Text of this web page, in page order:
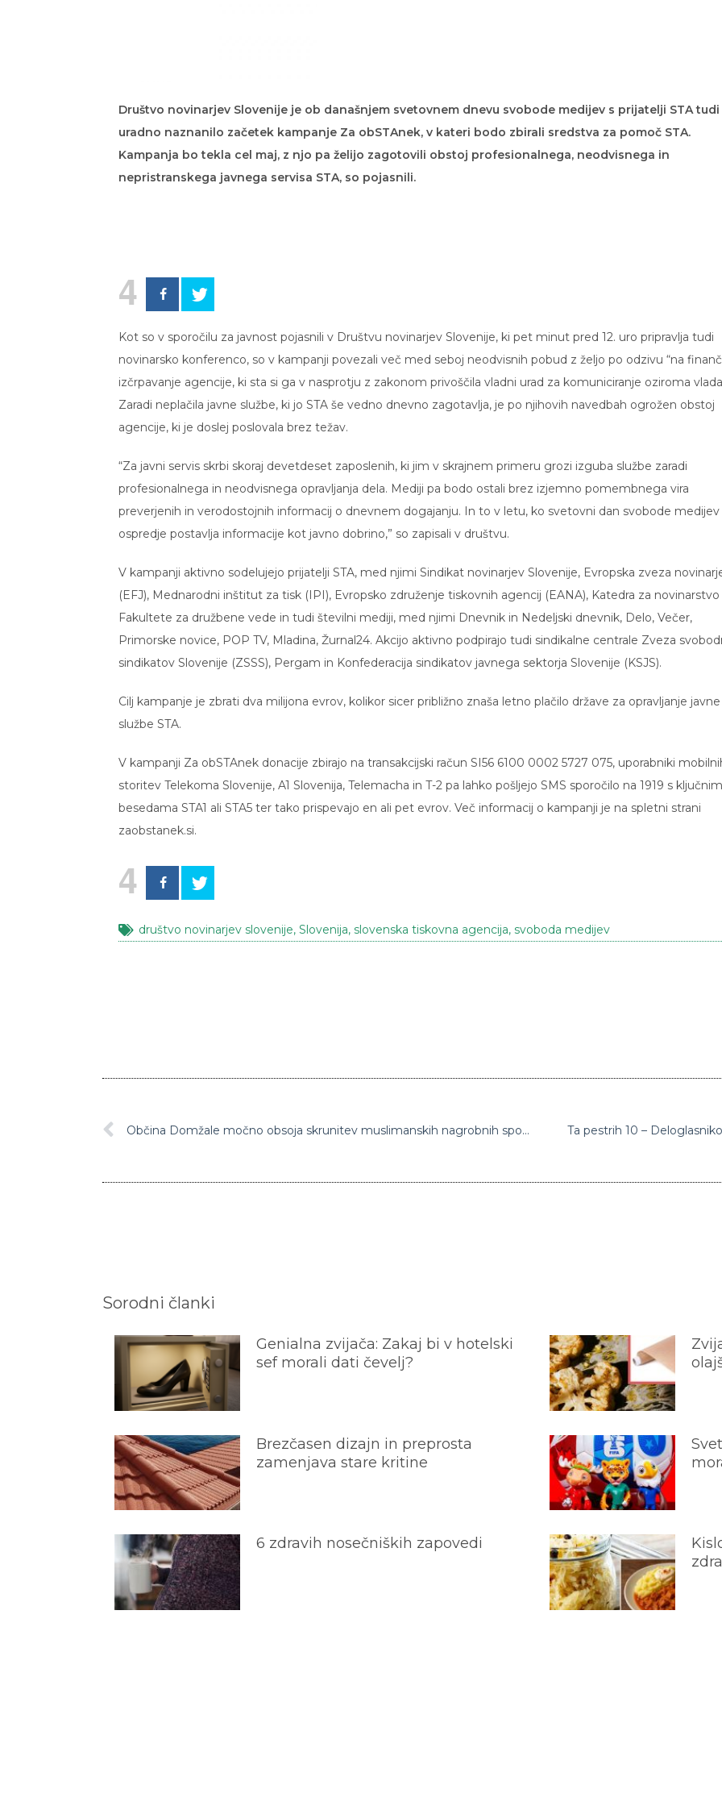
Društvo novinarjev Slovenije je ob današnjem svetovnem dnevu svobode medijev s prijatelji STA tudi
uradno naznanilo začetek kampanje Za obSTAnek, v kateri bodo zbirali sredstva za pomoč STA.
Kampanja bo tekla cel maj, z njo pa želijo zagotovili obstoj profesionalnega, neodvisnega in
nepristranskega javnega servisa STA, so pojasnili.
4
Kot so v sporočilu za javnost pojasnili v Društvu novinarjev Slovenije, ki pet minut pred 12. uro pripravlja tudi
novinarsko konferenco, so v kampanji povezali več med seboj neodvisnih pobud z željo po odzivu “na
izčrpavanje agencije, ki sta si ga v nasprotju z zakonom privoščila vladni urad za komuniciranje oziroma
Zaradi neplačila javne službe, ki jo STA še vedno dnevno zagotavlja, je po njihovih navedbah ogrožen obstoj
agencije, ki je doslej poslovala brez težav.
“Za javni servis skrbi skoraj devetdeset zaposlenih, ki jim v skrajnem primeru grozi izguba službe zaradi
profesionalnega in neodvisnega opravljanja dela. Mediji pa bodo ostali brez izjemno pomembnega vira
preverjenih in verodostojnih informacij o dnevnem dogajanju. In to v letu, ko svetovni dan svobode medijev
ospredje postavlja informacije kot javno dobrino,” so zapisali v društvu.
V kampanji aktivno sodelujejo prijatelji STA, med njimi Sindikat novinarjev Slovenije, Evropska zveza
(EFJ), Mednarodni inštitut za tisk (IPI), Evropsko združenje tiskovnih agencij (EANA), Katedra za novinarstvo
Fakultete za družbene vede in tudi številni mediji, med njimi Dnevnik in Nedeljski dnevnik, Delo, Večer,
Primorske novice, POP TV, Mladina, Žurnal24. Akcijo aktivno podpirajo tudi sindikalne centrale Zveza
sindikatov Slovenije (ZSSS), Pergam in Konfederacija sindikatov javnega sektorja Slovenije (KSJS).
Cilj kampanje je zbrati dva milijona evrov, kolikor sicer približno znaša letno plačilo države za opravljanje javne
službe STA.
V kampanji Za obSTAnek donacije zbirajo na transakcijski račun SI56 6100 0002 5727 075, uporabniki
storitev Telekoma Slovenije, A1 Slovenija, Telemacha in T-2 pa lahko pošljejo SMS sporočilo na 1919 s
besedama STA1 ali STA5 ter tako prispevajo en ali pet evrov. Več informacij o kampanji je na spletni strani
zaobstanek.si.
4
društvo novinarjev slovenije, Slovenija, slovenska tiskovna agencija, svoboda medijev
Občina Domžale močno obsoja skrunitev muslimanskih nagrobnih spomenikov: “Želimo si, da so Domžale prostor, kjer sprejemamo vse ljudi ne glede na njihovo versko ali nacionalno pripadnost” Ta pestrih 10 –
Sorodni članki
Genialna zvijača: Zakaj bi v hotelski
sef morali dati čevelj?
Brezčasen dizajn in preprosta
zamenjava stare kritine
6 zdravih nosečniških zapovedi